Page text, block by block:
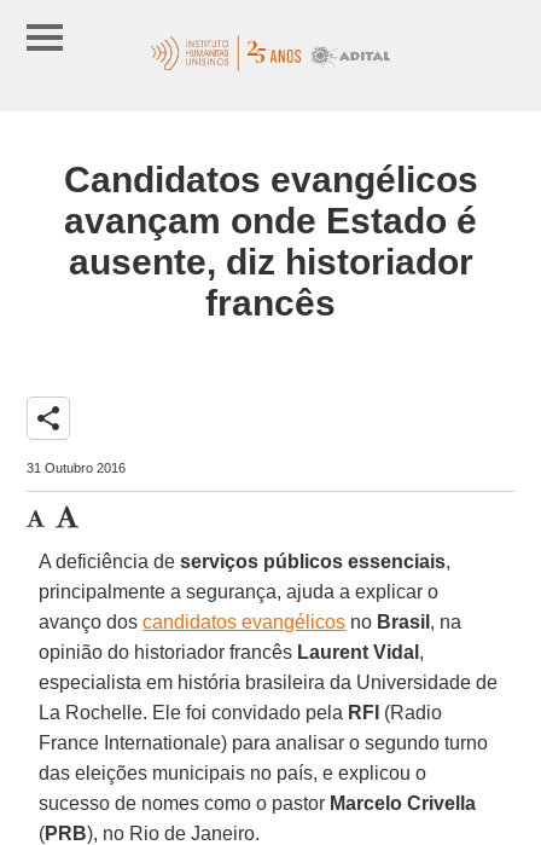
Candidatos evangélicos
avançam onde Estado é
ausente, diz historiador
francês
share
31 Outubro 2016
A deficiência deserviços públicos essenciais,
principalmente a segurança, ajuda a explicar o
avanço doscandidatos evangélicos no Brasil , na
opinião do historiador francês Laurent Vidal ,
especialista em história brasileira da Universidade de
La Rochelle. Ele foi convidado pela RFI (Radio
France Internationale) para analisar o segundo turno
das eleições municipais no país, e explicou o
sucesso de nomes como o pastor Marcelo Crivella
(PRB), no Rio de Janeiro.